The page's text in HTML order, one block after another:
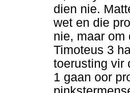
dien nie.
wet en die
nie, maar
Timoteus 3
toerusting vir
1 gaan oor